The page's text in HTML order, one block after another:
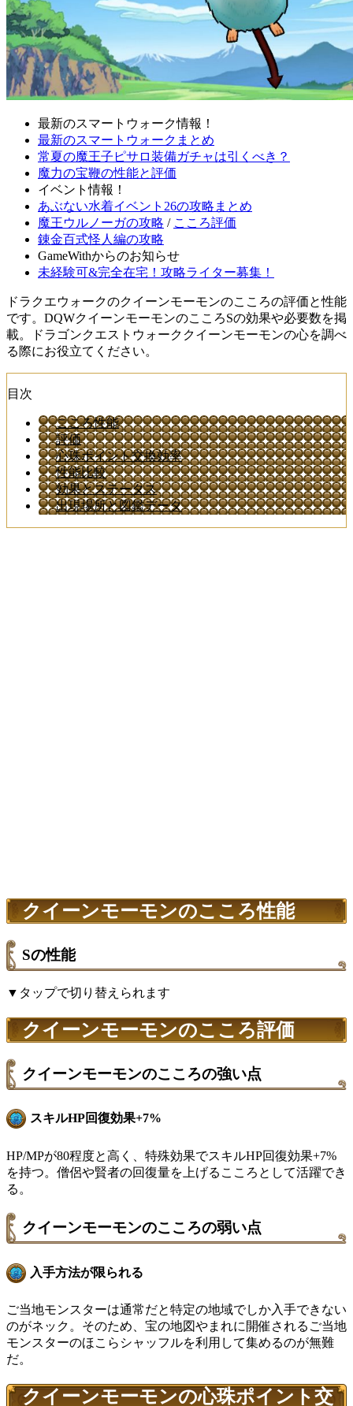
最新のスマートウォーク情報！
最新のスマートウォークまとめ
常夏の魔王子ピサロ装備ガチャは引くべき？
魔力の宝鞭の性能と評価
イベント情報！
あぶない水着イベント26の攻略まとめ
魔王ウルノーガの攻略 / こころ評価
錬金百式怪人編の攻略
GameWithからのお知らせ
未経験可&完全在宅！攻略ライター募集！
ドラクエウォークのクイーンモーモンのこころの評価と性能
です。DQWクイーンモーモンのこころSの効果や必要数を掲
載。ドラゴンクエストウォーククイーンモーモンの心を調べ
る際にお役立てください。
目次
こころ性能
評価
心珠ポイント交換効率
性能比較
効果とステータス
出現場所と図鑑データ
クイーンモーモンのこころ性能
Sの性能
▼タップで切り替えられます
クイーンモーモンのこころ評価
クイーンモーモンのこころの強い点
スキルHP回復効果+7%
HP/MPが80程度と高く、特殊効果でスキルHP回復効果+7%
を持つ。僧侶や賢者の回復量を上げるこころとして活躍でき
る。
クイーンモーモンのこころの弱い点
入手方法が限られる
ご当地モンスターは通常だと特定の地域でしか入手できない
のがネック。そのため、宝の地図やまれに開催されるご当地
モンスターのほこらシャッフルを利用して集めるのが無難
だ。
クイーンモーモンの心珠ポイント交